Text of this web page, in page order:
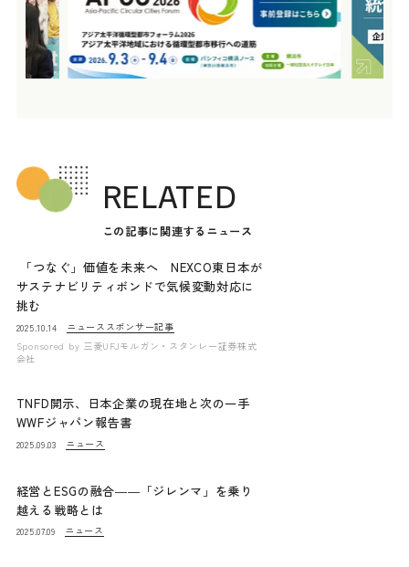
RELATED
この記事に関連するニュース
「つなぐ」価値を未来へ NEXCO東日本が
サステナビリティボンドで気候変動対応に
挑む
2025.10.14 ニュース スポンサー記事
Sponsored by 三菱UFJモルガン・スタンレー証券株式
会社
TNFD開示、日本企業の現在地と次の一手
WWFジャパン報告書
2025.09.03 ニュース
経営とESGの融合――「ジレンマ」を乗り
越える戦略とは
2025.07.09 ニュース